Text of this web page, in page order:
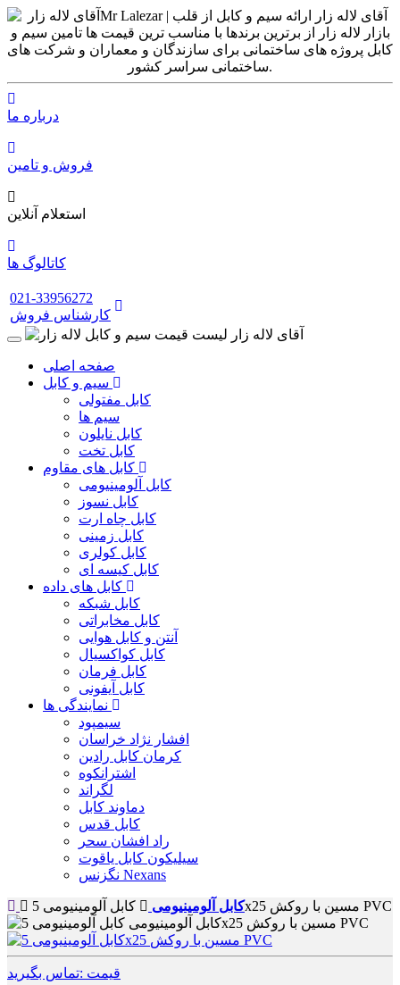
درباره ما
فروش و تامین
استعلام آنلاین
کاتالوگ ها
021-33956272
کارشناس فروش
صفحه اصلی
کابل مفتولی
سیم ها
کابل نایلون
کابل تخت
کابل آلومینیومی
کابل نسوز
کابل چاه ارت
کابل زمینی
کابل کولری
کابل کیسه ای
کابل شبکه
کابل مخابراتی
آنتن و کابل هوایی
کابل کواکسیال
کابل فرمان
کابل آیفونی
سیمپود
افشار نژاد خراسان
کرمان کابل رادین
اشترانکوه
لگراند
دماوند کابل
کابل قدس
راد افشان سحر
سیلیکون کابل یاقوت
نگزنس Nexans
کابل آلومینیومی کابل آلومینیومی 5x25 مسین با روکش PVC
قیمت :تماس بگیرید